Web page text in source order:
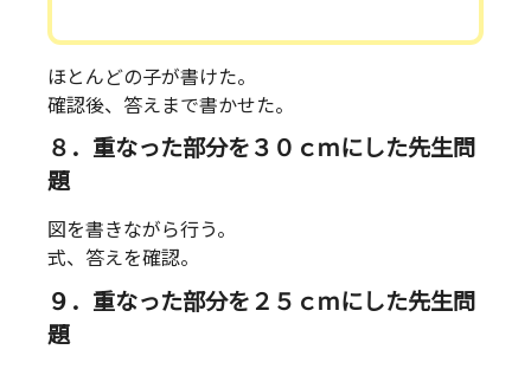
ほとんどの子が書けた。
確認後、答えまで書かせた。
８．重なった部分を３０ｃｍにした先生問
題
図を書きながら行う。
式、答えを確認。
９．重なった部分を２５ｃｍにした先生問
題